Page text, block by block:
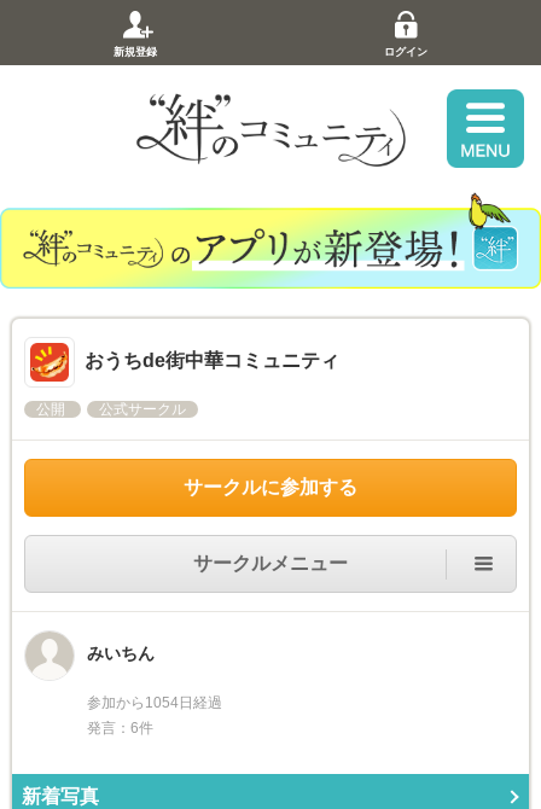
新規登録 ログイン
おうちde街中華コミュニティ
公開 公式サークル
サークルに参加する
サークルメニュー
みいちん
参加から1054日経過
発言：6件
新着写真